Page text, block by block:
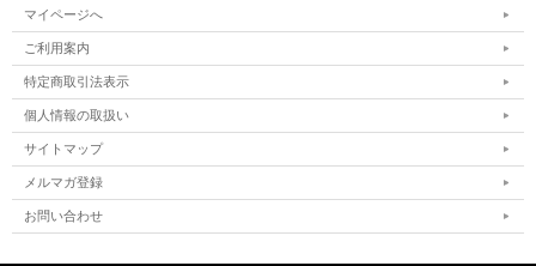
マイページへ
ご利用案内
特定商取引法表示
個人情報の取扱い
サイトマップ
メルマガ登録
お問い合わせ